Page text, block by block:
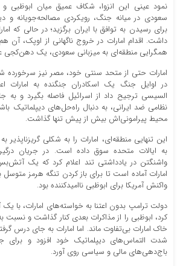
نمود عینی این انزوا، شکاف عمیق میان
سعودی در میانه جنگ، رویکردی مصالحه‌جویانه و
برای رسیدن به توافق با ایران برگزید؛ در حالی که
داشت. اقدام امارات در خروج ناگهانی از اوپک،
همگرایی منطقه‌ای به میزبانی سعودی، یک دهن‌کجی
امارات حتی از متحد سنتی خود، مصر نیز سرخورده
در اوایل جنگ یک اسکادران جنگنده به امارات
السیسی ترجیح داد از اسرائیل فاصله بگیرد و به
نظامی ضد ایرانی، به دنبال راه‌حل‌های دیپلماتیک
محیط پیرامونی‌اش بیش از پیش تنها گذاشت.
این تنهایی منطقه‌ای، امارات را به شکلی
به ایالات متحده سوق داده است. در جریان
واشنگتن در یادداشتی تند اعلام کرد که یک
امارات آماده است تا برای باز کردن تنگه هرمز متوسل
واکنش آمریکا برای ابوظبی ناامیدکننده بود.
دولت ترامپ بدون اعتنا به خواسته‌های امارات،
کرد، ابوظبی را از مذاکرات بعدی کنار گذاشت و نسبت
خاک امارات بی‌تفاوت ماند. اما امارات به جای درس
شدت التماس‌های دیپلماتیک خود افزود و برای
باج‌دهی‌های مالی و سیاسی روی آورد.